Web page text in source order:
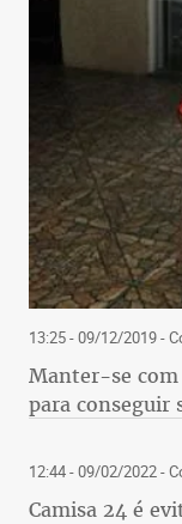
13:25 - 09/12/2019-
Manter-se com
para conseguir
12:44 - 09/02/2022-
Camisa 24 é